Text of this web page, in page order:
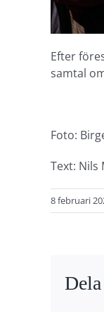
Efter
samtal
Foto:
Text: Nils
8 februari